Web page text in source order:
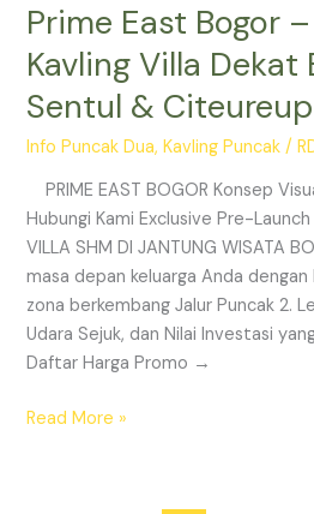
Prime East Bogor
Kavling Villa Dekat
Sentul & Citeureup
Info Puncak Dua,Kavling Puncak /
PRIME EAST BOGOR Konsep
Hubungi Kami Exclusive Pre-Launch
VILLA SHM DI JANTUNG WISATA
masa depan keluarga Anda
zona berkembang Jalur Puncak 2.
Udara Sejuk, dan Nilai Investasi
Daftar Harga Promo →
Read More »